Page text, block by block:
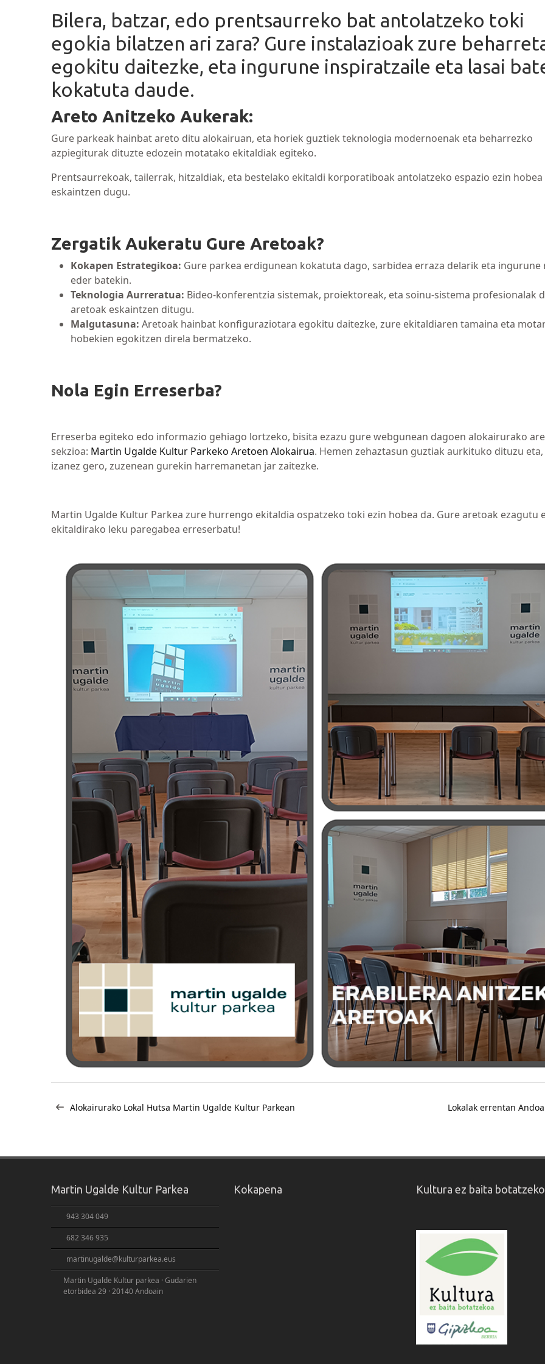
Bilera, batzar, edo prentsaurreko bat antolatzeko toki
egokia bilatzen ari zara? Gure instalazioak zure
egokitu daitezke, eta ingurune inspiratzaile eta lasai
kokatuta daude.
Areto Anitzeko Aukerak:
Gure parkeak hainbat areto ditu alokairuan, eta horiek guztiek teknologia modernoenak eta beharrezko
azpiegiturak dituzte edozein motatako ekitaldiak egiteko.
Prentsaurrekoak, tailerrak, hitzaldiak, eta bestelako ekitaldi korporatiboak antolatzeko espazio ezin hobea
eskaintzen dugu.
Zergatik Aukeratu Gure Aretoak?
Kokapen Estrategikoa: Gure parkea erdigunean kokatuta dago, sarbidea erraza delarik eta ingurune
eder batekin.
Teknologia Aurreratua: Bideo-konferentzia sistemak, proiektoreak, eta soinu-sistema profesionalak
aretoak eskaintzen ditugu.
Malgutasuna: Aretoak hainbat konfiguraziotara egokitu daitezke, zure ekitaldiaren tamaina eta
hobekien egokitzen direla bermatzeko.
Nola Egin Erreserba?
Erreserba egiteko edo informazio gehiago lortzeko, bisita ezazu gure webgunean dagoen alokairurako
sekzioa: Martin Ugalde Kultur Parkeko Aretoen Alokairua. Hemen zehaztasun guztiak aurkituko dituzu
izanez gero, zuzenean gurekin harremanetan jar zaitezke.
Martin Ugalde Kultur Parkea zure hurrengo ekitaldia ospatzeko toki ezin hobea da. Gure aretoak ezagutu
ekitaldirako leku paregabea erreserbatu!
zehar
Alokairurako Lokal Hutsa Martin Ugalde Kultur Parkean Lokalak errentan
Martin Ugalde Kultur Parkea
943 304 049
682 346 935
martinugalde@kulturparkea.eus
Martin Ugalde Kultur parkea · Gudarien
etorbidea 29 · 20140 Andoain
Kokapena Kultura ez baita